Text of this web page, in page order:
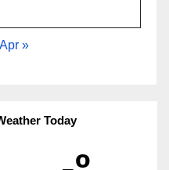
Apr »
Today